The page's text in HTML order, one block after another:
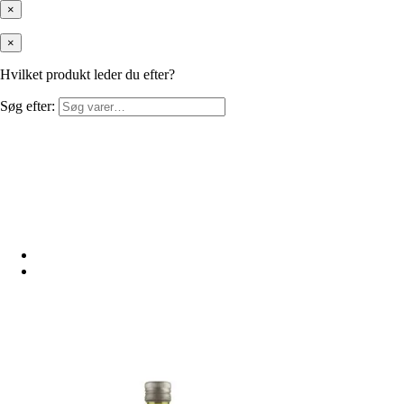
×
×
Hvilket produkt leder du efter?
Søg efter: